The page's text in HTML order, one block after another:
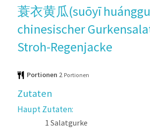
蓑衣黄瓜(suōyī
chinesischer
Stroh-Regenjacke
Portionen 2 Portionen
Zutaten
Haupt Zutaten:
1 Salatgurke